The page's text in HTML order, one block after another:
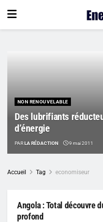
NON RENOUVELABLE
Des lubrifiants
d’énergie
PARLA RÉDACTION 9 mai 2011
Accueil Tag economiseur
Angola : Total découvre
profond